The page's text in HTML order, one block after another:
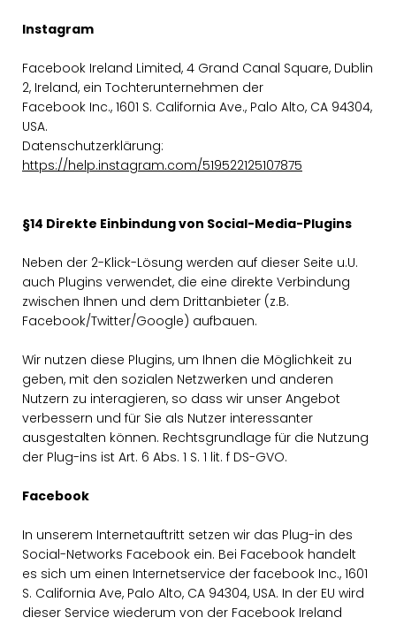
Instagram
Facebook Ireland Limited, 4 Grand Canal Square, Dublin
2, Ireland, ein Tochterunternehmen der
Facebook Inc., 1601 S. California Ave., Palo Alto, CA 94304,
USA.
Datenschutzerklärung:
https://help.instagram.com/519522125107875
§14 Direkte Einbindung von Social-Media-Plugins
Neben der 2-Klick-Lösung werden auf dieser Seite u.U.
auch Plugins verwendet, die eine direkte Verbindung
zwischen Ihnen und dem Drittanbieter (z.B.
Facebook/Twitter/Google) aufbauen.
Wir nutzen diese Plugins, um Ihnen die Möglichkeit zu
geben, mit den sozialen Netzwerken und anderen
Nutzern zu interagieren, so dass wir unser Angebot
verbessern und für Sie als Nutzer interessanter
ausgestalten können. Rechtsgrundlage für die Nutzung
der Plug-ins ist Art. 6 Abs. 1 S. 1 lit. f DS-GVO.
Facebook
In unserem Internetauftritt setzen wir das Plug-in des
Social-Networks Facebook ein. Bei Facebook handelt
es sich um einen Internetservice der facebook Inc., 1601
S. California Ave, Palo Alto, CA 94304, USA. In der EU wird
dieser Service wiederum von der Facebook Ireland